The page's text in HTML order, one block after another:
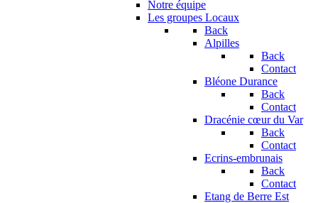
Notre équipe
Les groupes Locaux
Back
Alpilles
Back
Contact
Bléone Durance
Back
Contact
Dracénie cœur du Var
Back
Contact
Ecrins-embrunais
Back
Contact
Etang de Berre Est